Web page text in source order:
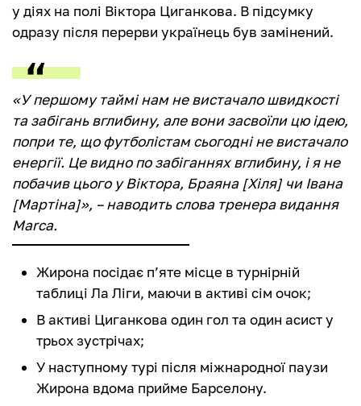
у діях на полі Віктора Циганкова. В підсумку
одразу після перерви українець був замінений.
«У першому таймі нам не вистачало швидкості
та забігань вглибину, але вони засвоїли цю ідею,
попри те, що футболістам сьогодні не вистачало
енергії. Це видно по забіганнях вглибину, і я не
побачив цього у Віктора, Браяна [Хіля] чи Івана
[Мартіна]», – наводить слова тренера видання
Marca.
Жирона посідає п’яте місце в турнірній
таблиці Ла Ліги, маючи в активі сім очок;
В активі Циганкова один гол та один асист у
трьох зустрічах;
У наступному турі після міжнародної паузи
Жирона вдома прийме Барселону.